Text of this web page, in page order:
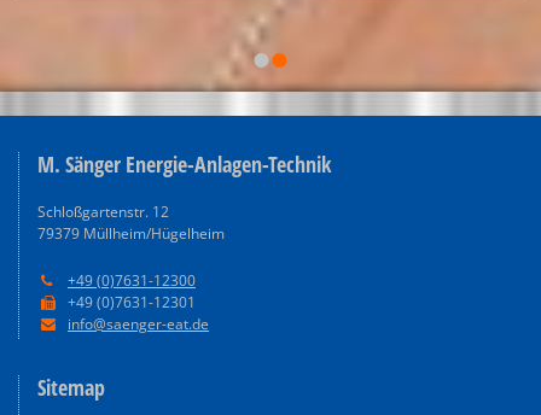
M. Sänger Energie-Anlagen-Technik
Schloßgartenstr. 12
79379 Müllheim/Hügelheim
 +49 (0)7631-12300
 +49 (0)7631-12301
 info@saenger-eat.de
Sitemap